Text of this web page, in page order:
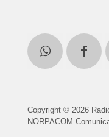
Copyright © 2026
NORPACOM